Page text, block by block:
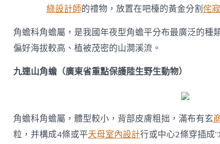
綠設計師的禮物，放置在吧檯的黃金分割侘
角蟾科角蟾屬，是我國年夜型角蟾平分布最廣泛的種
偏好海拔較高、植被茂密的山澗溪流。
九連山角蟾（廣東省重點保護陸生野生動物）
角蟾科角蟾屬，體型較小，背部皮膚粗拙，滿布有玄
粒，并構成4條或平天母室內設計行或中心2條穿插成